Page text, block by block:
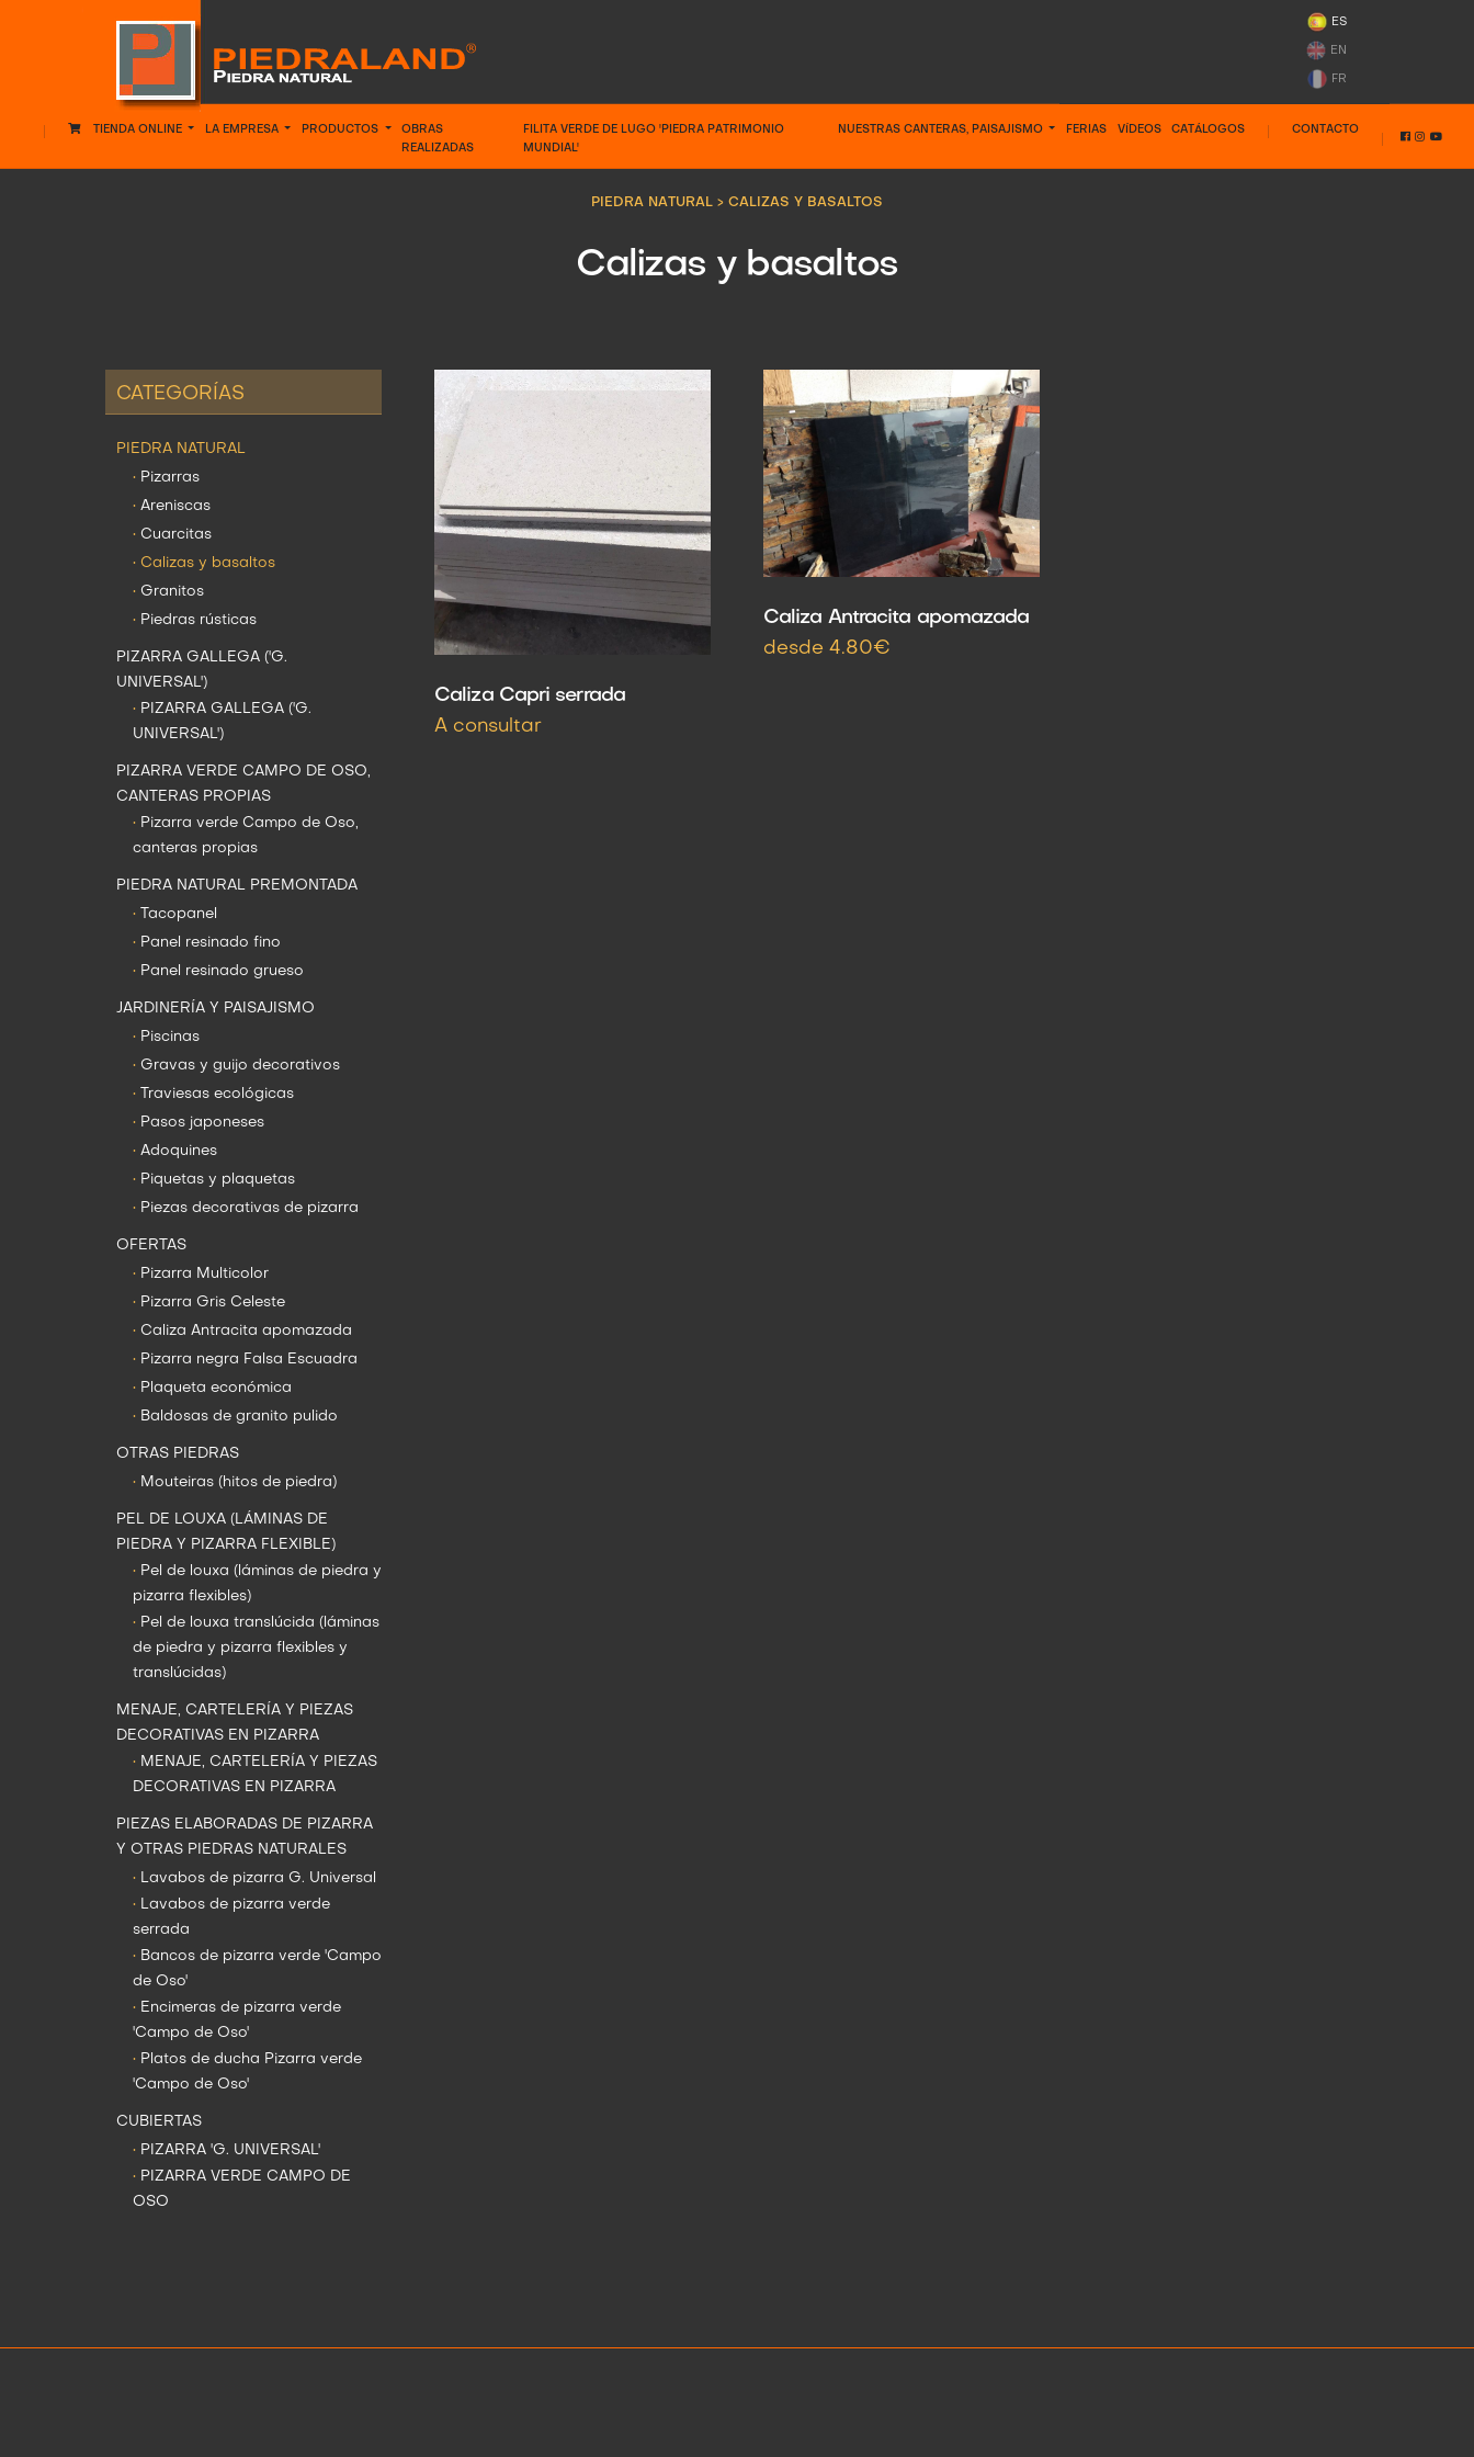
ES
EN
FR
TIENDA ONLINE LA EMPRESA PRODUCTOS
OBRAS
REALIZADAS
FILITA VERDE DE LUGO 'PIEDRA PATRIMONIO
MUNDIAL'
NUESTRAS CANTERAS, PAISAJISMO FERIAS VÍDEOS CATÁLOGOS CONTACTO
PIEDRA NATURAL > CALIZAS Y BASALTOS
Calizas y basaltos
CATEGORÍAS
PIEDRA NATURAL
• Pizarras
• Areniscas
• Cuarcitas
• Calizas y basaltos
• Granitos
• Piedras rústicas
PIZARRA GALLEGA ('G.
UNIVERSAL')
• PIZARRA GALLEGA ('G.
UNIVERSAL')
PIZARRA VERDE CAMPO DE OSO,
CANTERAS PROPIAS
• Pizarra verde Campo de Oso,
canteras propias
PIEDRA NATURAL PREMONTADA
• Tacopanel
• Panel resinado fino
• Panel resinado grueso
JARDINERÍA Y PAISAJISMO
• Piscinas
• Gravas y guijo decorativos
• Traviesas ecológicas
• Pasos japoneses
• Adoquines
• Piquetas y plaquetas
• Piezas decorativas de pizarra
OFERTAS
• Pizarra Multicolor
• Pizarra Gris Celeste
• Caliza Antracita apomazada
• Pizarra negra Falsa Escuadra
• Plaqueta económica
• Baldosas de granito pulido
OTRAS PIEDRAS
• Mouteiras (hitos de piedra)
PEL DE LOUXA (LÁMINAS DE
PIEDRA Y PIZARRA FLEXIBLE)
• Pel de louxa (láminas de piedra y
pizarra flexibles)
• Pel de louxa translúcida (láminas
de piedra y pizarra flexibles y
translúcidas)
MENAJE, CARTELERÍA Y PIEZAS
DECORATIVAS EN PIZARRA
• MENAJE, CARTELERÍA Y PIEZAS
DECORATIVAS EN PIZARRA
PIEZAS ELABORADAS DE PIZARRA
Y OTRAS PIEDRAS NATURALES
• Lavabos de pizarra G. Universal
• Lavabos de pizarra verde
serrada
• Bancos de pizarra verde 'Campo
de Oso'
• Encimeras de pizarra verde
'Campo de Oso'
• Platos de ducha Pizarra verde
'Campo de Oso'
CUBIERTAS
• PIZARRA 'G. UNIVERSAL'
• PIZARRA VERDE CAMPO DE
OSO
Caliza Capri serrada
A consultar
Caliza Antracita apomazada
desde 4.80€